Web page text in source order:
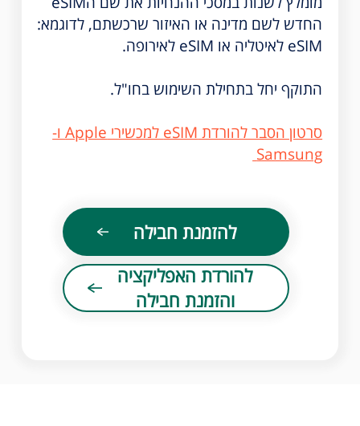
החדש לשם מדינה או האיזור שרכשתם, לדוגמא:
eSIM לאיטליה או eSIM לאירופה.
התוקף יחל בתחילת השימוש בחו"ל.
סרטון הסבר להורדת eSIM למכשירי Apple ו-
Samsung
להזמנת חבילה
להורדת האפליקציה
והזמנת חבילה